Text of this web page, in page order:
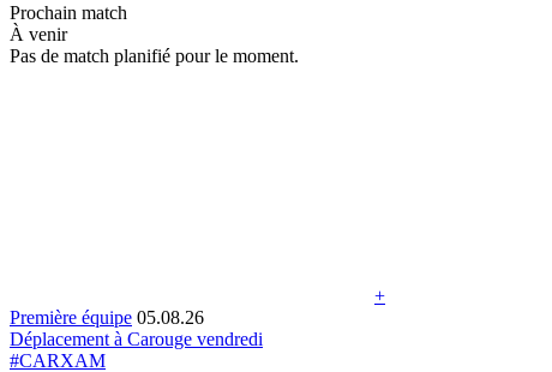
Prochain match
À venir
Pas de match planifié pour le moment.
+
Première équipe 05.08.26
Déplacement à Carouge vendredi
#CARXAM